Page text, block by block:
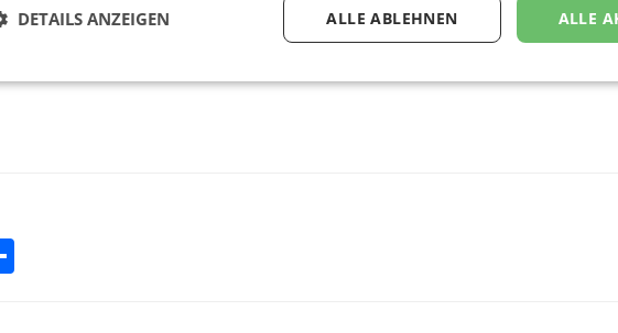
ALLE
ALLE ABLEHNEN
DETAILS ANZEIGEN